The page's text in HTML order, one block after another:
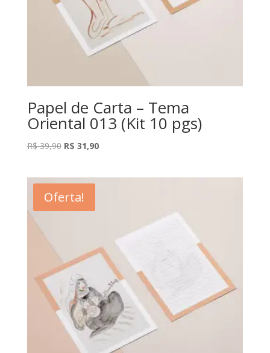
Papel de Carta – Tema
Oriental 013 (Kit 10 pgs)
R$39,90 O
era:
R$ 39,90.
R$ 31,90O
Oferta!